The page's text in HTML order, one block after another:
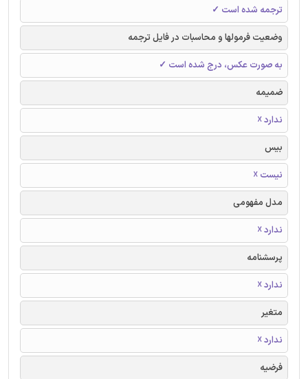
ترجمه شده است ✓
وضعیت فرمولها و محاسبات در فایل ترجمه
به صورت عکس، درج شده است ✓
ضمیمه
ندارد ☓
بیس
نیست ☓
مدل مفهومی
ندارد ☓
پرسشنامه
ندارد ☓
متغیر
ندارد ☓
فرضیه